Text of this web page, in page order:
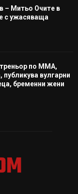
– Митьо Очите в
с ужасяваща
по ММА,
вулгарни
бременни жени